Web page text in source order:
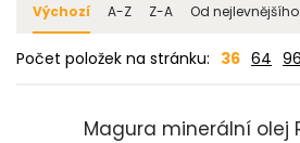
Výchozí A-Z Z-A Od nejlevnějšího
Počet položek na stránku: 36 64 96
Magura minerální olej